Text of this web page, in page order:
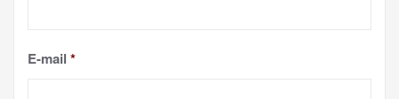
E-mail *